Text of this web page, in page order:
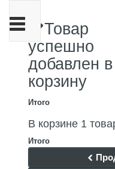
Товар
успешно
добавлен в
корзину
Итого
В корзине 1
Итого
Переключить
навигации